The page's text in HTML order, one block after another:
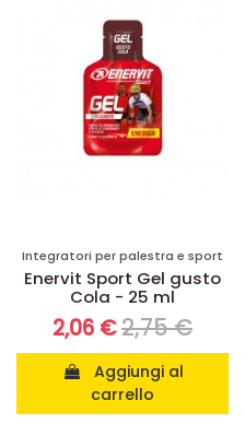
Integratori per palestra e sport
Enervit Sport Gel gusto
Cola - 25 ml
2,06 €2,75 €
carrello